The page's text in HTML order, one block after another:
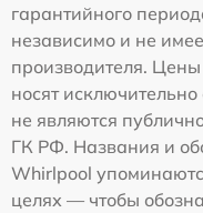
гарантийного
независимо и не
производителя.
носят
не являются
ГК РФ. Названия и
Whirlpool
целях — чтобы